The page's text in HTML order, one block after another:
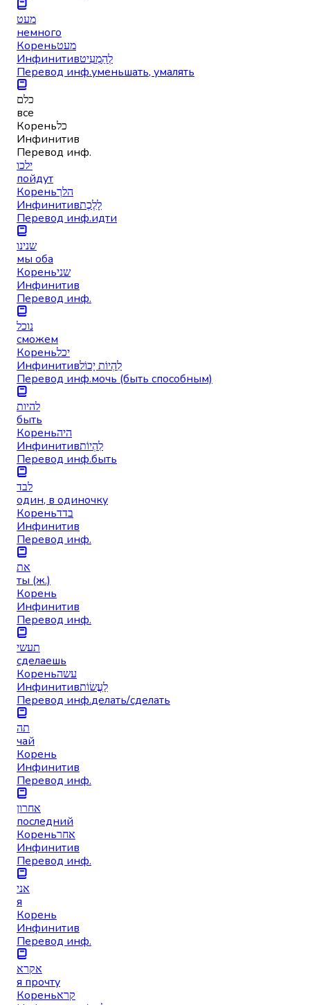
מעט
немного
Кореньמעט
Инфинитивלְהַמְעִיט
Перевод инф.уменьшать, умалять
כלם
все
Кореньכל
Инфинитив
Перевод инф.
ילכו
пойдут
Кореньהלך
Инфинитивלָלֶכֶת
Перевод инф.идти
שנינו
мы оба
Кореньשני
Инфинитив
Перевод инф.
נוכל
сможем
Кореньיכל
Инфинитивלִהְיוֹת יָכוֹל
Перевод инф.мочь (быть способным)
להיות
быть
Кореньהיה
Инфинитивלִהְיוֹת
Перевод инф.быть
לבד
один, в одиночку
Кореньבדד
Инфинитив
Перевод инф.
את
ты (ж.)
Корень
Инфинитив
Перевод инф.
תעשי
сделаешь
Кореньעשה
Инфинитивלַעֲשׂוֹת
Перевод инф.делать/сделать
תה
чай
Корень
Инфинитив
Перевод инф.
אחרון
последний
Кореньאחר
Инфинитив
Перевод инф.
אני
я
Корень
Инфинитив
Перевод инф.
אקרא
я прочту
Кореньקרא